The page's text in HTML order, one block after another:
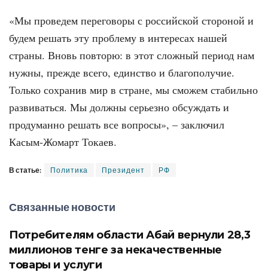
«Мы проведем переговоры с российской стороной и
будем решать эту проблему в интересах нашей
страны. Вновь повторю: в этот сложный период нам
нужны, прежде всего, единство и благополучие.
Только сохранив мир в стране, мы сможем стабильно
развиваться. Мы должны серьезно обсуждать и
продуманно решать все вопросы», – заключил
Касым-Жомарт Токаев.
В статье: Политика Президент РФ
Связанные новости
Потребителям области Абай вернули 28,3
миллионов тенге за некачественные
товары и услуги